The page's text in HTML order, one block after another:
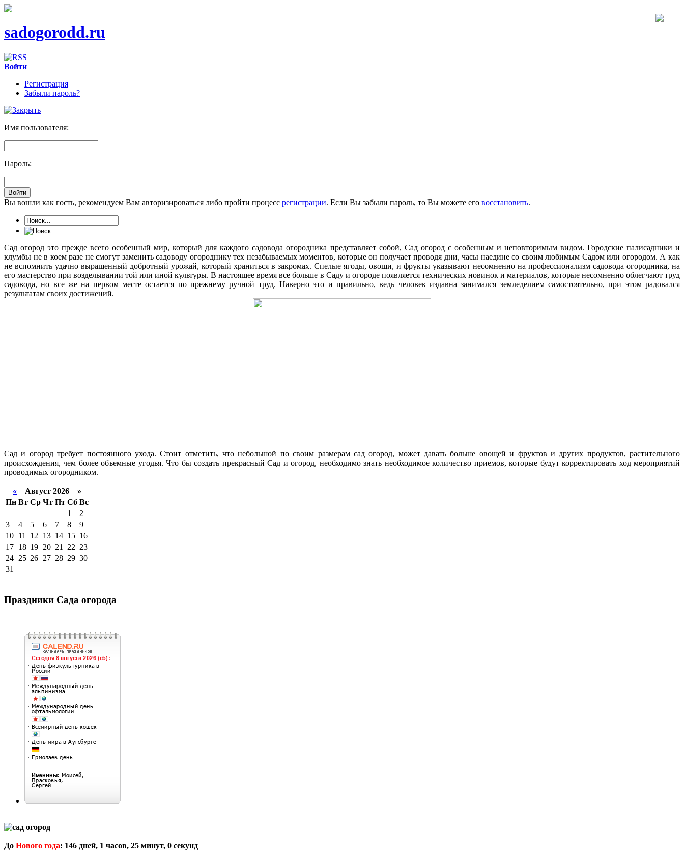
sadogorodd.ru
Войти
Регистрация
Забыли пароль?
Имя пользователя:
Пароль:
Вы вошли как гость, рекомендуем Вам авторизироваться либо пройти процесс регистрации. Если Вы забыли пароль, то Вы можете его восстановить.
Сад огород это прежде всего особенный мир, который для каждого садовода огородника представляет собой, Cад огород с особенным и неповторимым видом. Городские палисадники и
клумбы не в коем разе не смогут заменить садоводу огороднику тех незабываемых моментов, которые он получает проводя дни, часы наедине со своим любимым Cадом или огородом. А как
не вспомнить удачно выращенный добротный урожай, который храниться в закромах. Спелые ягоды, овощи, и фрукты указывают несомненно на профессионализм садовода огородника, на
его мастерство при возделывании той или иной культуры. В настоящее время все больше в Cаду и огороде появляется технических новинок и материалов, которые несомненно облегчают труд
садовода, но все же на первом месте остается по прежнему ручной труд. Наверно это и правильно, ведь человек издавна занимался земледелием самостоятельно, при этом радовался
результатам своих достижений.
Сад и огород требует постоянного ухода. Стоит отметить, что небольшой по своим размерам сад огород, может давать больше овощей и фруктов и других продуктов, растительного
происхождения, чем более объемные угодья. Что бы создать прекрасный Сад и огород, необходимо знать необходимое количество приемов, которые будут корректировать ход мероприятий
проводимых огородником.
« Август 2026 »
Пн Вт Ср Чт Пт Сб Вс
1
2
3
4 5 6 7 8
9
10 11 12 13 14 15 16
17 18 19 20 21 22 23
24 25 26 27 28 29 30
31
Праздники Сада огорода
До Нового года: 146 дней, 1 часов, 25 минут, 0 секунд